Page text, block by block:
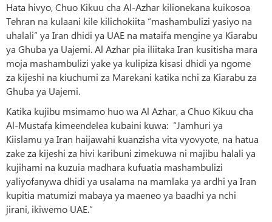
Hata hivyo, Chuo Kikuu cha Al-Azhar kilionekana kuikosoa
Tehran na kulaani kile kilichokiita “mashambulizi yasiyo na
uhalali” ya Iran dhidi ya UAE na mataifa mengine ya Kiarabu
ya Ghuba ya Uajemi. Al Azhar pia iliitaka Iran kusitisha mara
moja mashambulizi yake ya kulipiza kisasi dhidi ya ngome
za kijeshi na kiuchumi za Marekani katika nchi za Kiarabu za
Ghuba ya Uajemi.
Katika kujibu msimamo huo wa Al Azhar, a Chuo Kikuu cha
Al-Mustafa kimeendelea kubaini kuwa: “Jamhuri ya
Kiislamu ya Iran haijawahi kuanzisha vita vyovyote, na hatua
zake za kijeshi za hivi karibuni zimekuwa ni majibu halali ya
kujihami na kuzuia madhara kufuatia mashambulizi
yaliyofanywa dhidi ya usalama na mamlaka ya ardhi ya Iran
kupitia matumizi mabaya ya maeneo ya baadhi ya nchi
jirani, ikiwemo UAE.”